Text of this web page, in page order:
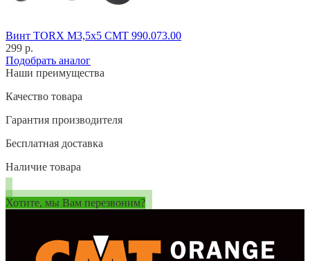
Винт TORX M3,5x5 CMT 990.073.00
299 р.
Подобрать аналог
Наши преимущества
Качество товара
Гарантия производителя
Бесплатная доставка
Наличие товара
Хотите, мы Вам перезвоним?